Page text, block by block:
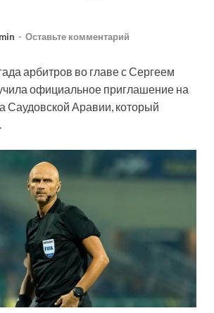
- Оставьте комментарий
арбитров во главе с Сергеем
официальное приглашение на
Саудовской Аравии, который